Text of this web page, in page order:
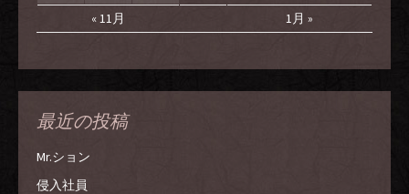
« 11月 1月 »
最近の投稿
Mr.ション
侵入社員